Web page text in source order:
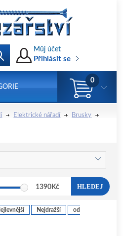
Můj účet
Přihlásit se
0
Elektrické nářadí Brusky
1390 Kč HLEDEJ
Nejdražší
od